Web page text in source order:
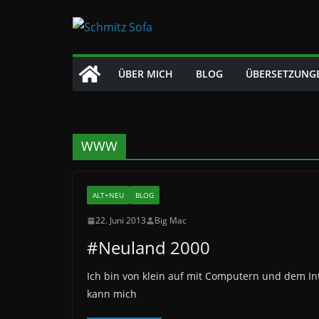
ÜBER MICH BLOG
WWW
ALT+NEU BLOG
22. Juni 2013 Big Mac
#Neuland 2000
Ich bin von klein auf mit Computern und dem
kann mich